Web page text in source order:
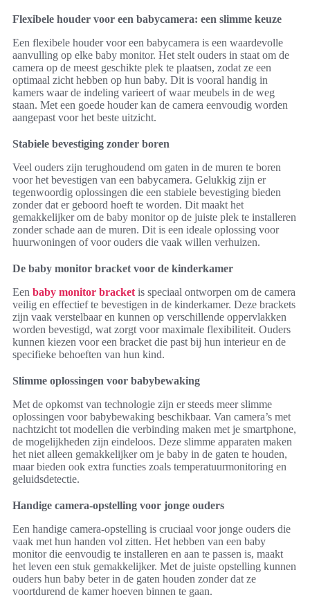
Flexibele houder voor een babycamera: een slimme keuze
Een flexibele houder voor een babycamera is een waardevolle
aanvulling op elke baby monitor. Het stelt ouders in staat om de
camera op de meest geschikte plek te plaatsen, zodat ze een
optimaal zicht hebben op hun baby. Dit is vooral handig in
kamers waar de indeling varieert of waar meubels in de weg
staan. Met een goede houder kan de camera eenvoudig worden
aangepast voor het beste uitzicht.
Stabiele bevestiging zonder boren
Veel ouders zijn terughoudend om gaten in de muren te boren
voor het bevestigen van een babycamera. Gelukkig zijn er
tegenwoordig oplossingen die een stabiele bevestiging bieden
zonder dat er geboord hoeft te worden. Dit maakt het
gemakkelijker om de baby monitor op de juiste plek te installeren
zonder schade aan de muren. Dit is een ideale oplossing voor
huurwoningen of voor ouders die vaak willen verhuizen.
De baby monitor bracket voor de kinderkamer
Een baby monitor bracketis speciaal ontworpen om de camera
veilig en effectief te bevestigen in de kinderkamer. Deze brackets
zijn vaak verstelbaar en kunnen op verschillende oppervlakken
worden bevestigd, wat zorgt voor maximale flexibiliteit. Ouders
kunnen kiezen voor een bracket die past bij hun interieur en de
specifieke behoeften van hun kind.
Slimme oplossingen voor babybewaking
Met de opkomst van technologie zijn er steeds meer slimme
oplossingen voor babybewaking beschikbaar. Van camera’s met
nachtzicht tot modellen die verbinding maken met je smartphone,
de mogelijkheden zijn eindeloos. Deze slimme apparaten maken
het niet alleen gemakkelijker om je baby in de gaten te houden,
maar bieden ook extra functies zoals temperatuurmonitoring en
geluidsdetectie.
Handige camera-opstelling voor jonge ouders
Een handige camera-opstelling is cruciaal voor jonge ouders die
vaak met hun handen vol zitten. Het hebben van een baby
monitor die eenvoudig te installeren en aan te passen is, maakt
het leven een stuk gemakkelijker. Met de juiste opstelling kunnen
ouders hun baby beter in de gaten houden zonder dat ze
voortdurend de kamer hoeven binnen te gaan.